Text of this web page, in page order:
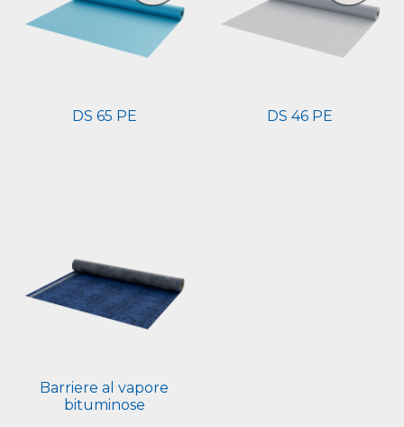
DS 65 PE DS 46 PE
Barriere al vapore
bituminose